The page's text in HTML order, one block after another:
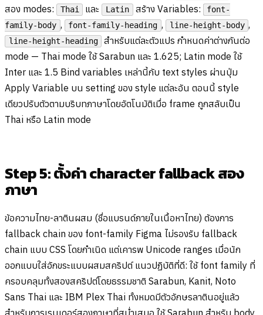
สอง modes:
Thai และ Latin สร้าง Variables:
font-
family-body , font-family-heading , line-height-body ,
line-height-heading
สำหรับแต่ละตัวแปร กำหนดค่าต่างกันต่อ
mode — Thai mode ใช้ Sarabun และ 1.625; Latin mode ใช้
Inter และ 1.5 Bind variables เหล่านี้กับ text styles ผ่านปุ่ม
Apply Variable บน setting ของ style แต่ละอัน ตอนนี้ style
เดียวปรับตัวตามบริบทภาษาโดยอัตโนมัติเมื่อ frame ถูกสลับเป็น
Thai หรือ Latin mode
Step 5: ตั้งค่า character fallback สอง
ภาษา
ข้อความไทย-ลาตินผสม (ชื่อแบรนด์ภายในเนื้อหาไทย) ต้องการ
fallback chain ของ font-family Figma ไม่รองรับ fallback
chain แบบ CSS โดยกำเนิด แต่เคารพ Unicode ranges เมื่อนัก
ออกแบบใส่อักขระแบบผสมสคริปต์ แนวปฏิบัติที่ดี: ใช้ font family ที่
ครอบคลุมทั้งสองสคริปต์โดยธรรมชาติ Sarabun, Kanit, Noto
Sans Thai และ IBM Plex Thai ทั้งหมดมีตัวอักษรลาตินอยู่แล้ว